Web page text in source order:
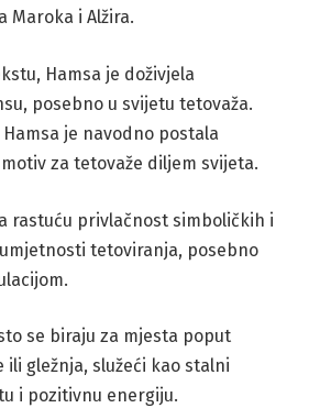
Maroka i Alžira.
Hamsa je doživjela
posebno u svijetu tetovaža.
je navodno postala
za tetovaže diljem svijeta.
rastuću privlačnost simboličkih i
tetoviranja, posebno
se biraju za mjesta poput
ili gležnja, služeći kao stalni
i pozitivnu energiju.